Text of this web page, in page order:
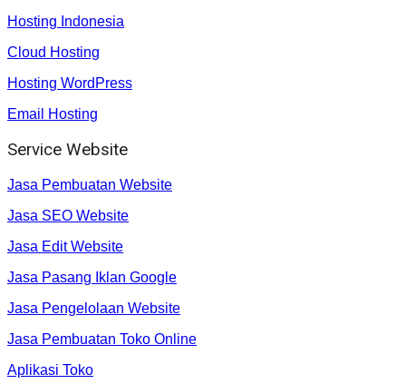
Hosting Indonesia
Cloud Hosting
Hosting WordPress
Email Hosting
Service Website
Jasa Pembuatan Website
Jasa SEO Website
Jasa Edit Website
Jasa Pasang Iklan Google
Jasa Pengelolaan Website
Jasa Pembuatan Toko Online
Aplikasi Toko